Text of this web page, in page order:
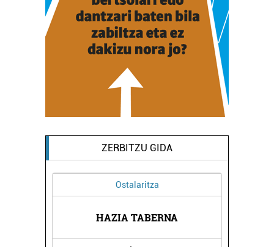
ZERBITZU GIDA
Ostalaritza
HAZIA TABERNA